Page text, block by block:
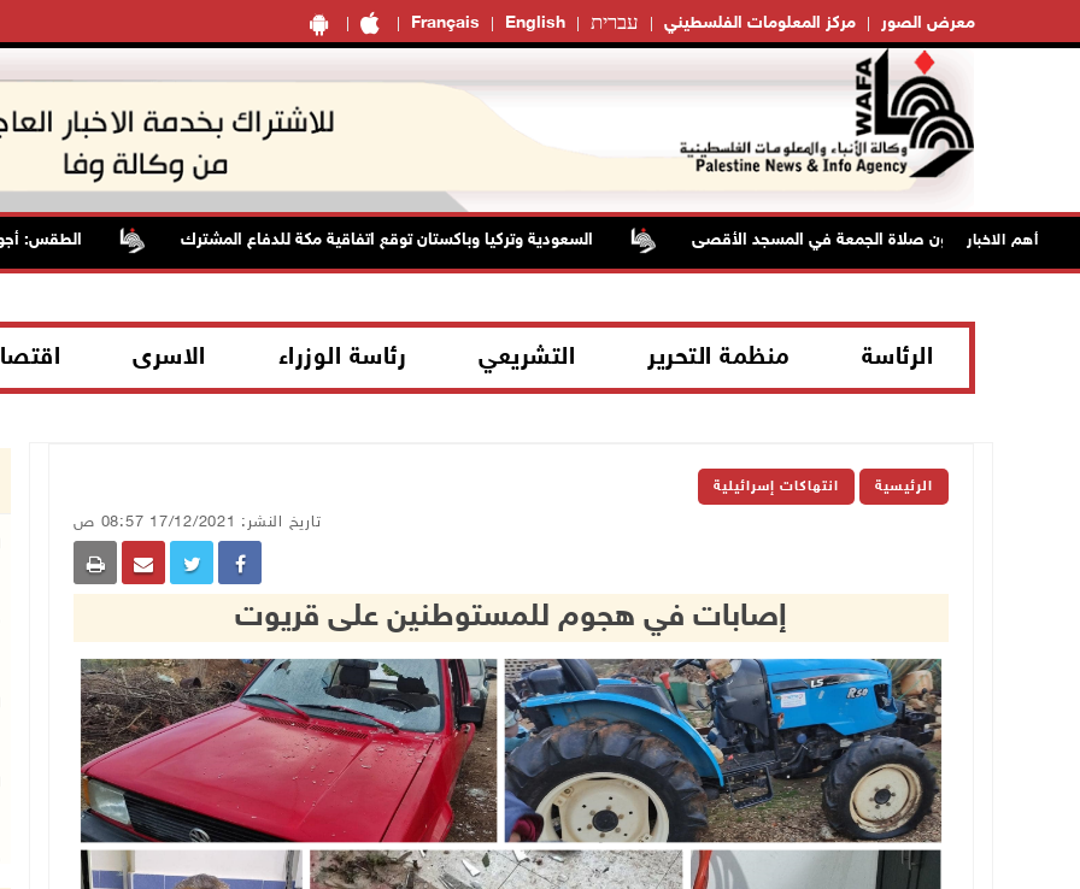
Français English עברית مركز المعلومات الفلسطيني معرض الصور
أهم الاخبار السعودية وتركيا وباكستان توقع اتفاقية مكة للدفاع المشترك الطقس: أجواء
الرئاسة منظمة التحرير التشريعي رئاسة الوزراء الاسرى
الرئيسية انتهاكات إسرائيلية
تاريخ النشر: 17/12/2021 08:57 ص
إصابات في هجوم للمستوطنين على قريوت